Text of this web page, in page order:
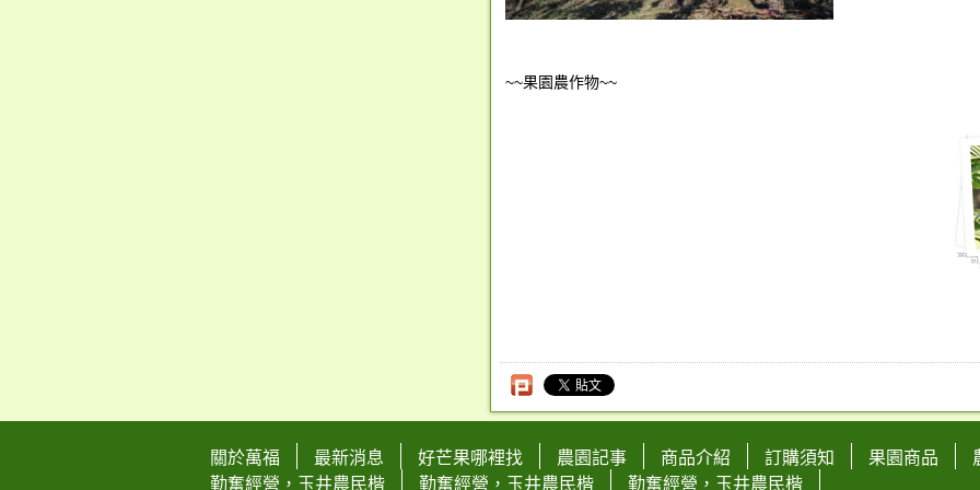
~~果園農作物~~
關於萬福 最新消息 好芒果哪裡找 農園記事 商品介紹 訂購須知 果園商品
勤奮經營，玉井農民楷
勤奮經營，玉井農民楷 勤奮經營，玉井農民楷